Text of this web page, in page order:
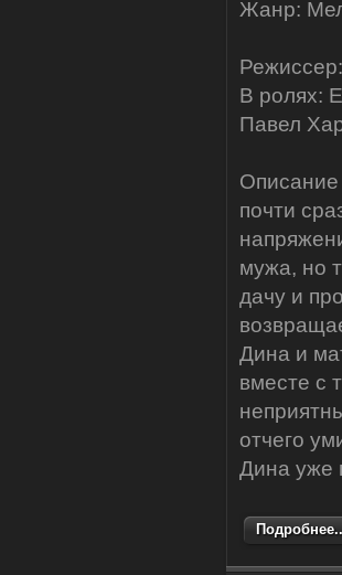
Жанр:
В ролях:
Павел
почти
мужа, но
дачу и
Дина и
вместе с
отчего
Дина уже